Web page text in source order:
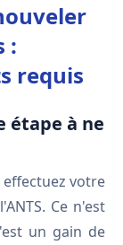
:
requis
étape à ne
votre
Ce n'est
un gain de